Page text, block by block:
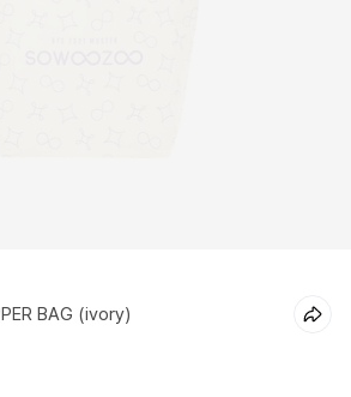
BAG (ivory)